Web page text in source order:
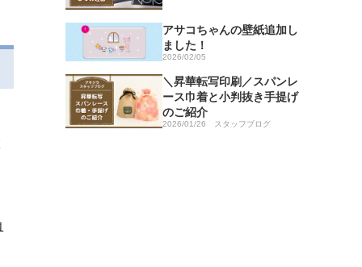
アサコちゃんの壁紙追加し
ました！
2026/02/05
＼昇華転写印刷／スパンレ
ース巾着と小判抜き手提げ
のご紹介
2026/01/26 スタッフブログ